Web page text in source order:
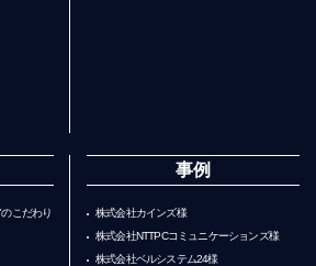
こだわり
事例
株式会社カインズ様
株式会社NTTPCコミュニケーションズ様
株式会社ベルシステム24様